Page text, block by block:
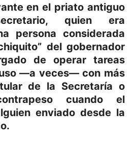
en el priato antiguo
quien era
persona considerada
del gobernador
de operar tareas
—a veces— con más
de la Secretaría o
cuando el
enviado desde la